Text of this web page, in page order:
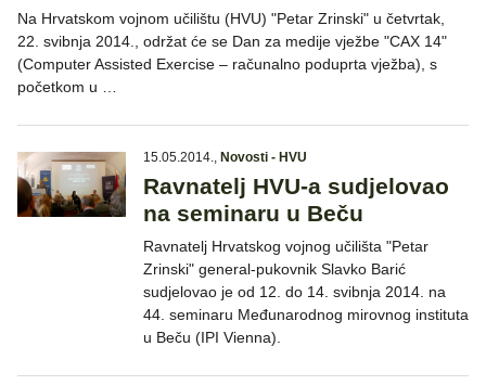
Na Hrvatskom vojnom učilištu (HVU) "Petar Zrinski" u četvrtak,
22. svibnja 2014., održat će se Dan za medije vježbe "CAX 14"
(Computer Assisted Exercise – računalno poduprta vježba), s
početkom u …
15.05.2014., Novosti - HVU
Ravnatelj HVU-a sudjelovao
na seminaru u Beču
Ravnatelj Hrvatskog vojnog učilišta "Petar
Zrinski" general-pukovnik Slavko Barić
sudjelovao je od 12. do 14. svibnja 2014. na
44. seminaru Međunarodnog mirovnog instituta
u Beču (IPI Vienna).